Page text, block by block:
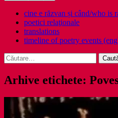
cine e răzvan și când/who is
poetici relaţionale
translations
timeline of poetry events
Caută
după:
Arhive etichete: